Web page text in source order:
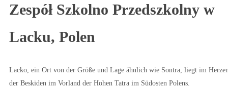
Zespół Szkolno Przedszkolny w
Lacku, Polen
Lacko, ein Ort von der Größe und Lage ähnlich wie Sontra, liegt im
der Beskiden im Vorland der Hohen Tatra im Südosten Polens.